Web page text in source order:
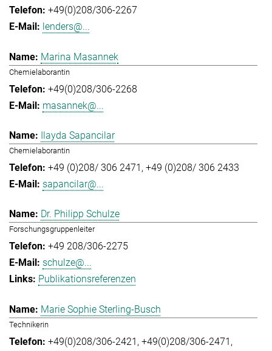
+49(0)208/306-2267
lenders@...
Marina Masannek
Chemielaborantin
+49(0)208/306-2268
masannek@...
Ilayda Sapancilar
Chemielaborantin
+49 (0)208/ 306 2471 +49 (0)208/ 306 2433
sapancilar@...
Dr. Philipp Schulze
Forschungsgruppenleiter
+49 208/306-2275
schulze@...
Publikationsreferenzen
Marie Sophie Sterling-Busch
Technikerin
+49(0)208/306-2421 +49(0)208/306-2471